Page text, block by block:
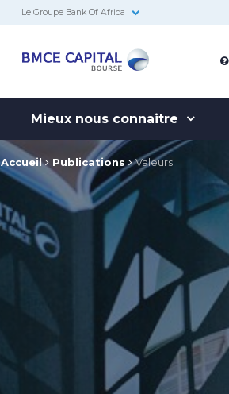
Le Groupe Bank Of Africa
Bourse
Mieux nous connaitre
Accueil Publications Valeurs